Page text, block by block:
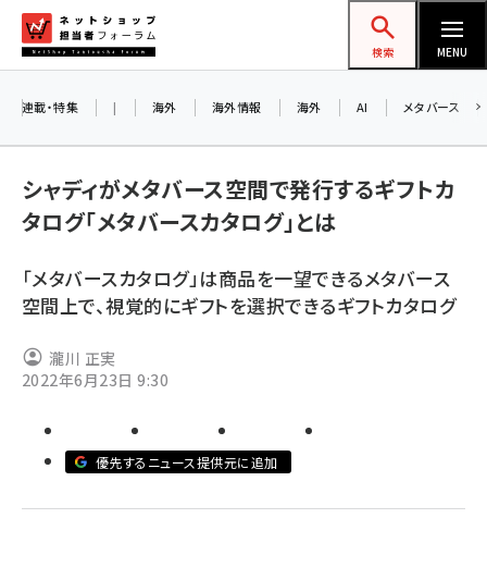
ン
ネットショップ担当者フォーラム
検索 MENU
yahoo (1908)
ecbeing (1211)
base (1084)
連載・特集 | 海外 海外情報 海外 AI メタバース
シャディがメタバース空間で発行するギフトカ
タログ「メタバースカタログ」とは
「メタバースカタログ」は商品を一望できるメタバース
空間上で、視覚的にギフトを選択できるギフトカタログ
瀧川 正実
2022年6月23日 9:30
優先するニュース提供元に追加
ア
8/26
交流